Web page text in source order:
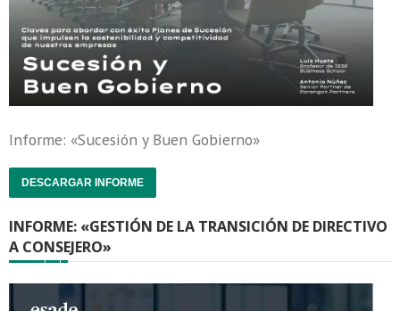
Informe: «Sucesión y Buen Gobierno»
DESCARGAR INFORME
INFORME: «GESTIÓN DE LA TRANSICIÓN DE DIRECTIVO
A CONSEJERO»